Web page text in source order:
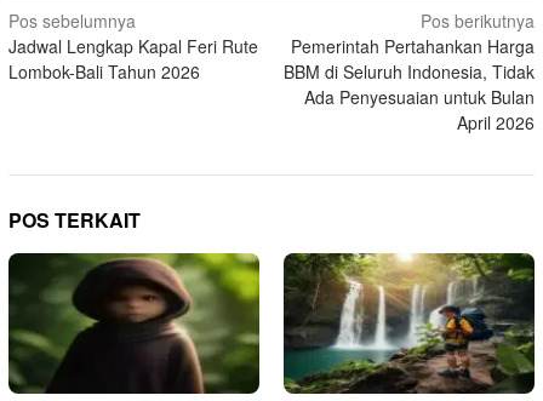
N
a
v
s
i
p
o
s
Pos sebelumnya
Jadwal Lengkap Kapal Feri Rute
Lombok-Bali Tahun 2026
Pos berikutnya
Pemerintah Pertahankan Harga
BBM di Seluruh Indonesia, Tidak
Ada Penyesuaian untuk Bulan
April 2026
POS TERKAIT